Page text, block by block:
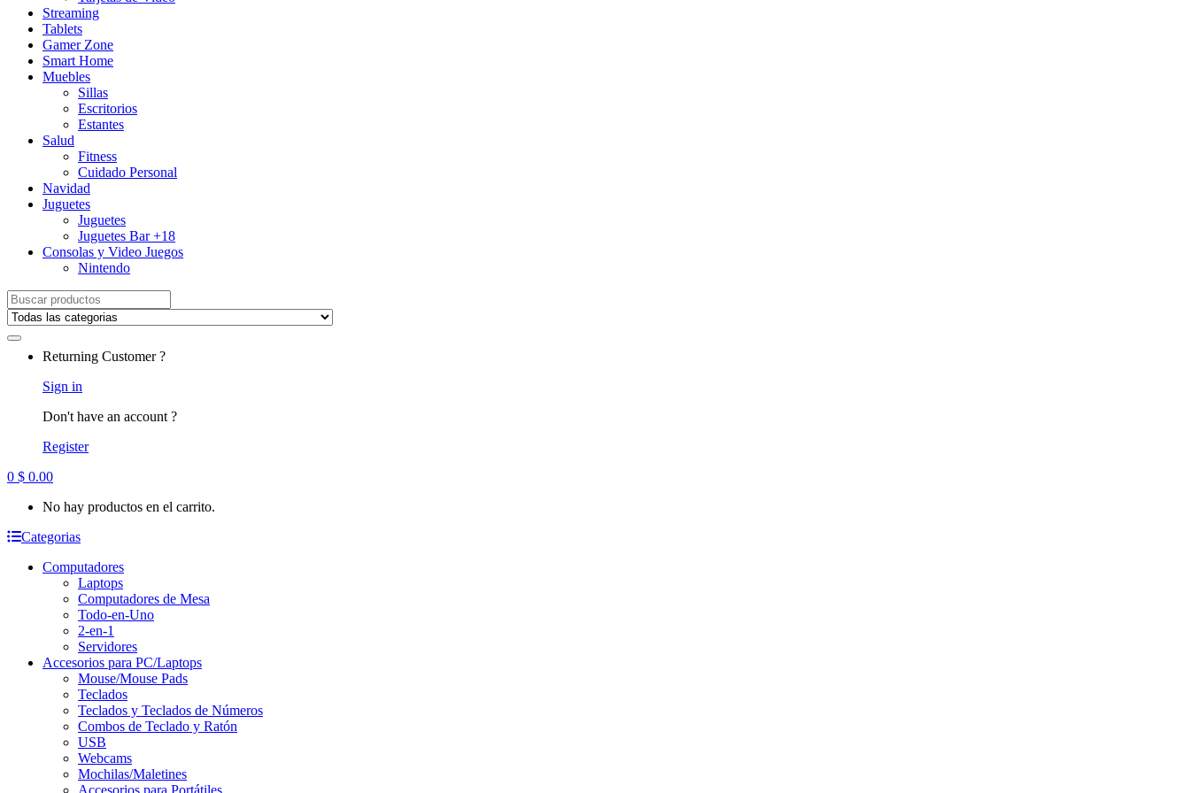
Streaming
Tablets
Gamer Zone
Smart Home
Muebles
Sillas
Escritorios
Estantes
Salud
Fitness
Cuidado Personal
Navidad
Juguetes
Juguetes
Juguetes Bar +18
Consolas y Video Juegos
Nintendo
Search for:
Returning Customer ?
Sign in
Don't have an account ?
Register
0 $ 0.00
No hay productos en el carrito.
Categorias
Computadores
Laptops
Computadores de Mesa
Todo-en-Uno
2-en-1
Servidores
Accesorios para PC/Laptops
Mouse/Mouse Pads
Teclados
Teclados y Teclados de Números
Combos de Teclado y Ratón
USB
Webcams
Mochilas/Maletines
Accesorios para Portátiles